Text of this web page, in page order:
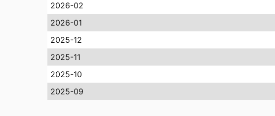
2026-02
2026-01
2025-12
2025-11
2025-10
2025-09